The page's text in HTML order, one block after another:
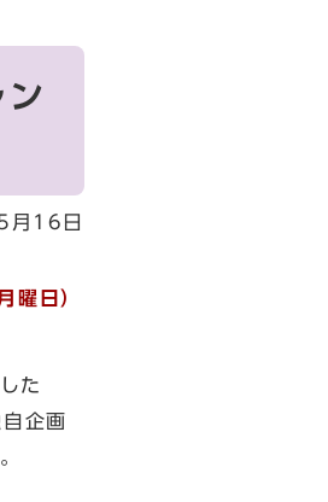
ン
月16日
曜日）
た
企画